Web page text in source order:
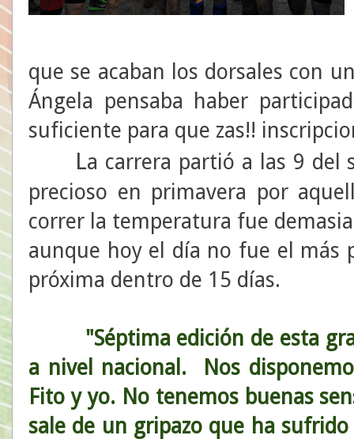
que se acaban los dorsales con
Ángela pensaba haber
suficiente para que zas!!
La carrera partió a las 9 del
precioso en primavera por
correr la temperatura fue
aunque hoy el día no fue el más
próxima dentro de 15 días.
"Séptima edición de esta
a nivel nacional. Nos
Fito y yo. No tenemos buenas
sale de un gripazo que ha